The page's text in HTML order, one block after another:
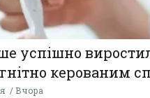
успішно
керованим
Вчора